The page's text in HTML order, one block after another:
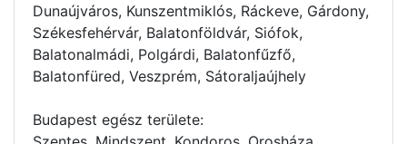
Dunaújváros, Kunszentmiklós, Ráckeve, Gárdony,
Székesfehérvár, Balatonföldvár, Siófok,
Balatonalmádi, Polgárdi, Balatonfűzfő,
Balatonfüred, Veszprém, Sátoraljaújhely
Budapest egész területe: